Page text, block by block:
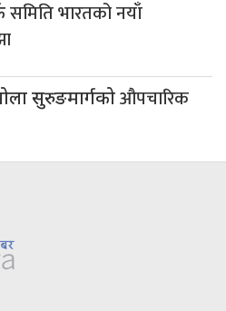
समिति भारतको नयाँ
सुरुङमार्गकोऔपचारिक